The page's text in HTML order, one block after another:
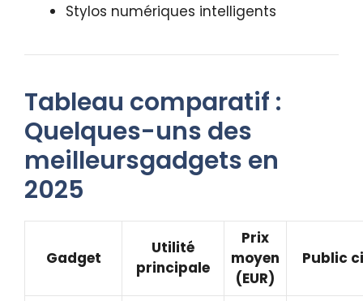
Stylos numériques intelligents
Tableau comparatif :
Quelques-uns des
meilleursgadgets en
2025
Gadget
Utilité
principale
Prix
moyen
(EUR)
Public